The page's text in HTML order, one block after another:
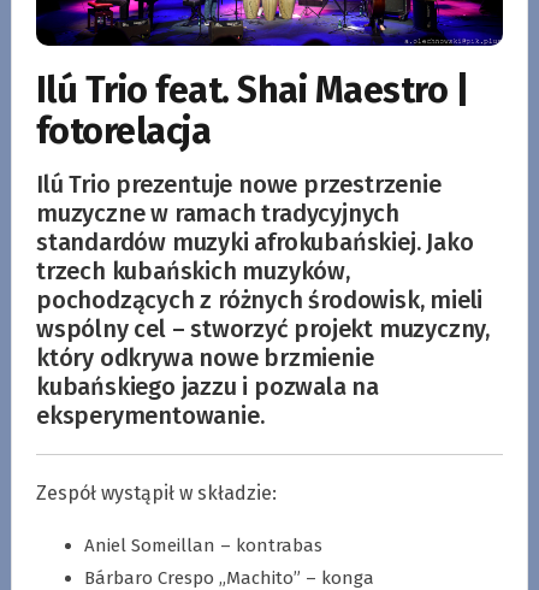
Ilú Trio feat. Shai Maestro |
fotorelacja
Ilú Trio prezentuje nowe przestrzenie
muzyczne w ramach tradycyjnych
standardów muzyki afrokubańskiej. Jako
trzech kubańskich muzyków,
pochodzących z różnych środowisk, mieli
wspólny cel – stworzyć projekt muzyczny,
który odkrywa nowe brzmienie
kubańskiego jazzu i pozwala na
eksperymentowanie.
Zespół wystąpił w składzie:
Aniel Someillan – kontrabas
Bárbaro Crespo „Machito” – konga